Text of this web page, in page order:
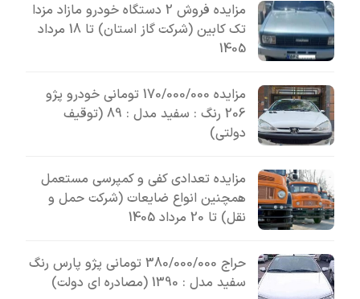
مزایده فروش 2 دستگاه خودرو مازاد مزدا
تک کابین (شرکت گاز استان) تا 18 مرداد
1405
مزایده 170/000/000 تومانی خودرو پژو
206 رنگ : سفید مدل : 89 (توقیف
دولتی)
مزایده تعدادی کفی و کمپرسی مستعمل
همچنین انواع ضایعات (شرکت حمل و
نقل) تا 20 مرداد 1405
حراج 380/000/000 تومانی پژو پارس رنگ
سفید مدل : 1390 (مصادره ای دولت)